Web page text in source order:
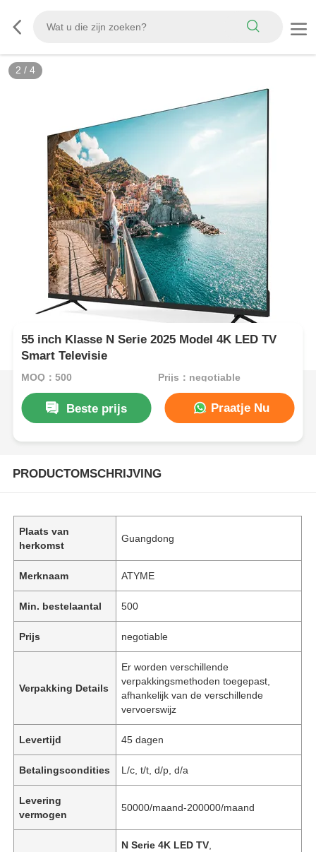
2 / 4
55 inch Klasse N Serie 2025 Model 4K LED TV
Smart Televisie
MOQ：500 Prijs：negotiable
Beste prijs Praatje Nu
PRODUCTOMSCHRIJVING
Plaats van
herkomst
Guangdong
Merknaam ATYME
Min. bestelaantal 500
Prijs negotiable
Verpakking Details
Er worden verschillende
verpakkingsmethoden toegepast,
afhankelijk van de verschillende
vervoerswijz
Levertijd 45 dagen
Betalingscondities L/c, t/t, d/p, d/a
Levering
vermogen
50000/maand-200000/maand
N Serie 4K LED TV